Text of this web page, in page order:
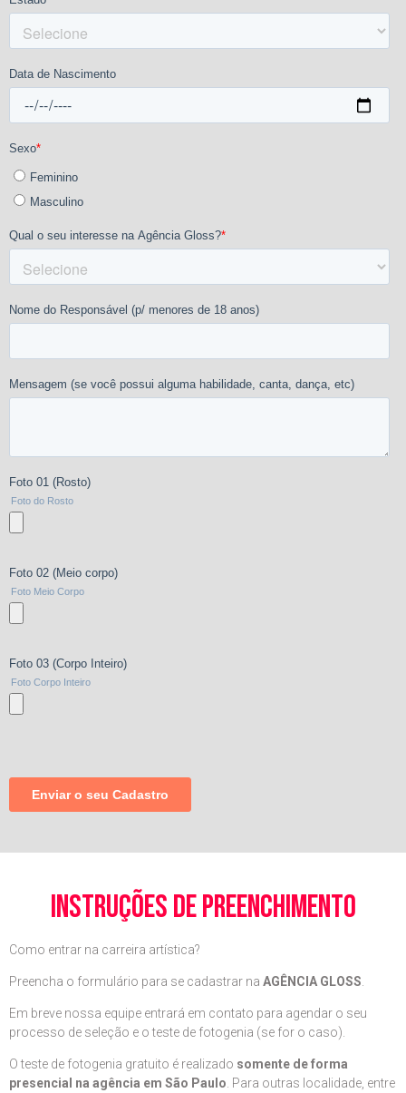
instruções de preenchimento
Como entrar na carreira artística?
Preencha o formulário para se cadastrar na AGÊNCIA GLOSS
Em breve nossa equipe entrará em contato para agendar o seu
processo de seleção e o teste de fotogenia (se for o caso).
O teste de fotogenia gratuito é realizado somente de forma
presencial na agência em São Paulo . Para outras localidade, entre